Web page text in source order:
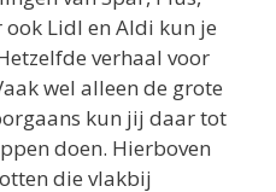
Lidl en Aldi kun je
verhaal voor
wel alleen de grote
kun jij daar tot
doen. Hierboven
die vlakbij